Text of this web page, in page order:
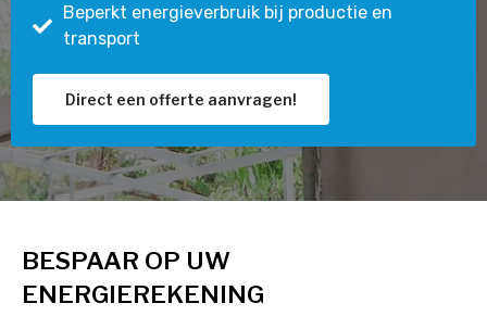
Beperkt energieverbruik bij productie en
transport
Direct een offerte aanvragen!
BESPAAR OP UW
ENERGIEREKENING